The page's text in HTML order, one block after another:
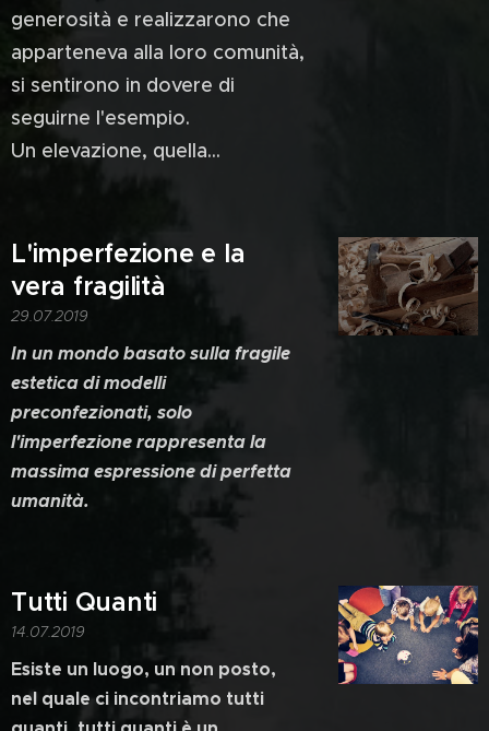
generosità e realizzarono che
apparteneva alla loro comunità,
si sentirono in dovere di
seguirne l'esempio.
Un elevazione, quella...
L'imperfezione e la
vera fragilità
29.07.2019
In un mondo basato sulla fragile
estetica di modelli
preconfezionati, solo
l'imperfezione rappresenta la
massima espressione di perfetta
umanità.
Tutti Quanti
14.07.2019
Esiste un luogo, un non posto,
nel quale ci incontriamo tutti